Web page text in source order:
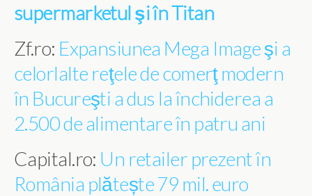
supermarketul şi în Titan
Zf.ro: Expansiunea Mega Image şi a
celorlalte reţele de comerţ modern
în Bucureşti a dus la închiderea a
2.500 de alimentare în patru ani
Capital.ro: Un retailer prezent în
România plătește 79 mil. euro